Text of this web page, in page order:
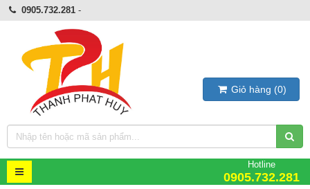
0905.732.281-
Giỏ hàng (0)
Hotline
0905.732.281